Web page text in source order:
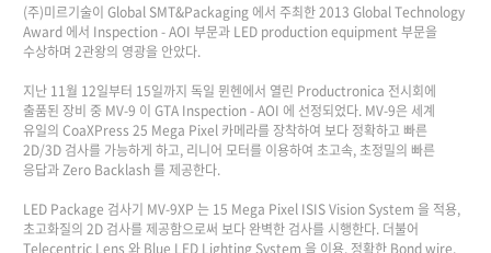
(주)미르기술이 Global SMT&Packaging 에서 주최한 2013 Global Technology
Award 에서 Inspection - AOI 부문과 LED production equipment 부문을
수상하며 2관왕의 영광을 안았다.
지난 11월 12일부터 15일까지 독일 뮌헨에서 열린 Productronica 전시회에
출품된 장비 중 MV-9 이 GTA Inspection - AOI 에 선정되었다. MV-9은 세계
유일의 CoaXPress 25 Mega Pixel 카메라를 장착하여 보다 정확하고 빠른
2D/3D 검사를 가능하게 하고, 리니어 모터를 이용하여 초고속, 초정밀의 빠른
응답과 Zero Backlash 를 제공한다.
LED Package 검사기 MV-9XP 는 15 Mega Pixel ISIS Vision System 을 적용,
초고화질의 2D 검사를 제공함으로써 보다 완벽한 검사를 시행한다. 더불어
Telecentric Lens 와 Blue LED Lighting System 을 이용, 정확한 Bond wire,